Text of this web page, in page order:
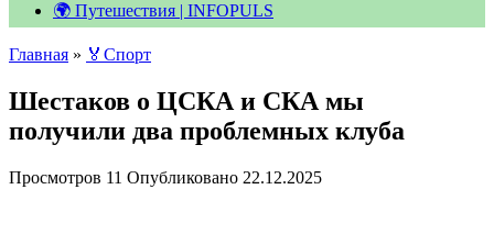
🌍 Путешествия | INFOPULS
Главная » 🏅Спорт
Шестаков о ЦСКА и СКА мы
получили два проблемных клуба
Просмотров 11 Опубликовано 22.12.2025